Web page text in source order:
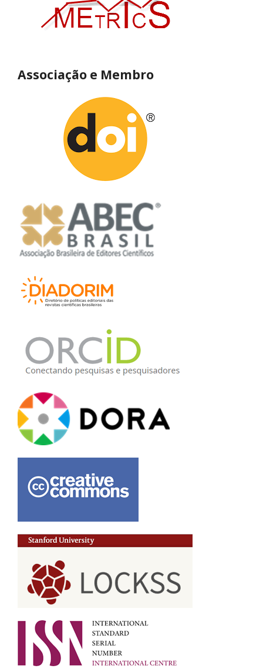
Associação e Membro